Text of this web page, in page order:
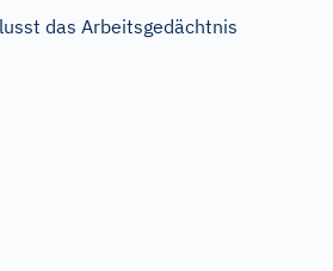
das Arbeitsgedächtnis